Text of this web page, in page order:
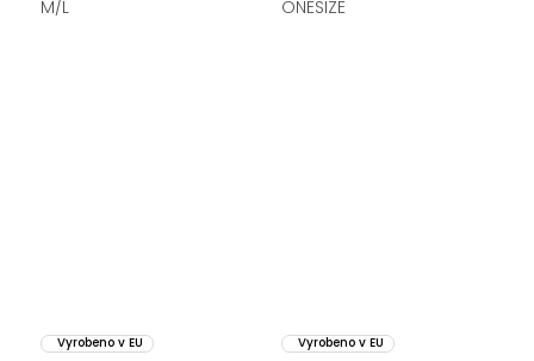
M/L ONESIZE
Vyrobeno v EU Vyrobeno v EU